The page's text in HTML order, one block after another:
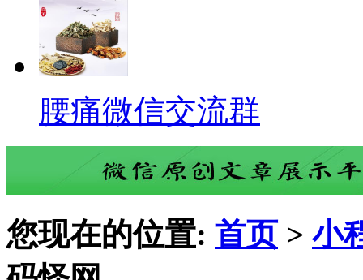
腰痛微信交流群
您现在的位置: 首页 >小